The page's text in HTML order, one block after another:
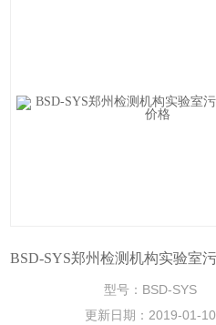
型号：BSD-SYS
更新日期： 2019-01-10